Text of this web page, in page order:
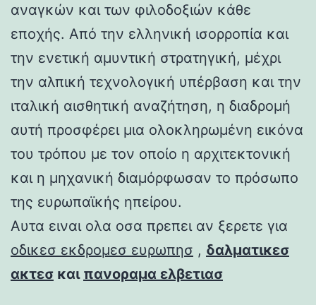
αναγκών και των φιλοδοξιών κάθε
εποχής. Από την ελληνική ισορροπία και
την ενετική αμυντική στρατηγική, μέχρι
την αλπική τεχνολογική υπέρβαση και την
ιταλική αισθητική αναζήτηση, η διαδρομή
αυτή προσφέρει μια ολοκληρωμένη εικόνα
του τρόπου με τον οποίο η αρχιτεκτονική
και η μηχανική διαμόρφωσαν το πρόσωπο
της ευρωπαϊκής ηπείρου.
Αυτα ειναι ολα οσα πρεπει αν ξερετε για
οδικεσ εκδρομεσ ευρωπησ , δαλματικεσ
ακτεσ και πανοραμα ελβετιασ